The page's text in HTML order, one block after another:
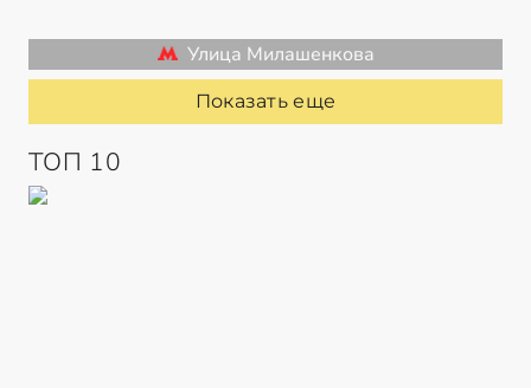
Улица Милашенкова
Показать еще
ТОП 10